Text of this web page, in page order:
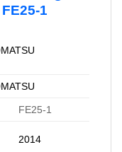
1
FE25-1
2014